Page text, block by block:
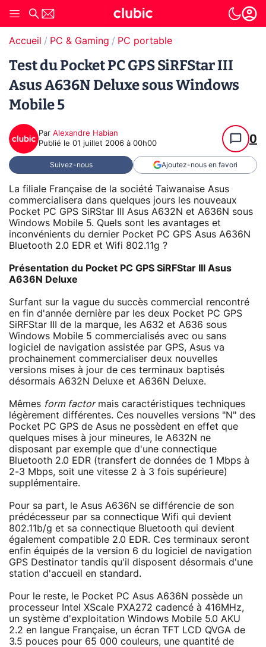
Accueil PC & Gaming PC portable
Test du Pocket PC GPS SiRFStar III
Asus A636N Deluxe sous Windows
Mobile 5
Par Alexandre Habian
Publié le 01 juillet 2006 à 00h00 0
Suivez-nous Ajoutez-nous en favori
La filiale Française de la société Taiwanaise Asus
commercialisera dans quelques jours les nouveaux
Pocket PC GPS SiRStar III Asus A632N et A636N sous
Windows Mobile 5. Quels sont les avantages et
inconvénients du dernier Pocket PC GPS Asus A636N
Bluetooth 2.0 EDR et Wifi 802.11g ?
Présentation du Pocket PC GPS SiRFStar III Asus
A636N Deluxe
Surfant sur la vague du succès commercial rencontré
en fin d'année dernière par les deux Pocket PC GPS
SiRFStar III de la marque, les A632 et A636 sous
Windows Mobile 5 commercialisés avec ou sans
logiciel de navigation assistée par GPS, Asus va
prochainement commercialiser deux nouvelles
versions mises à jour de ces terminaux baptisés
désormais A632N Deluxe et A636N Deluxe.
Mêmes form factormais caractéristiques techniques
légèrement différentes. Ces nouvelles versions "N" des
Pocket PC GPS de Asus ne possèdent en effet que
quelques mises à jour mineures, le A632N ne
disposant par exemple que d'une connectique
Bluetooth 2.0 EDR (transfert de données de 1 Mbps à
2-3 Mbps, soit une vitesse 2 à 3 fois supérieure)
supplémentaire.
Pour sa part, le Asus A636N se différencie de son
prédécesseur par sa connectique Wifi qui devient
802.11b/g et sa connectique Bluetooth qui devient
également compatible 2.0 EDR. Ces terminaux seront
enfin équipés de la version 6 du logiciel de navigation
GPS Destinator tandis qu'il disposent désormais d'une
station d'accueil en standard.
Pour le reste, le Pocket PC Asus A636N possède un
processeur Intel XScale PXA272 cadencé à 416MHz,
un système d'exploitation Windows Mobile 5.0 AKU
2.2 en langue Française, un écran TFT LCD QVGA de
3.5 pouces pour 65 000 couleurs, une quantité de